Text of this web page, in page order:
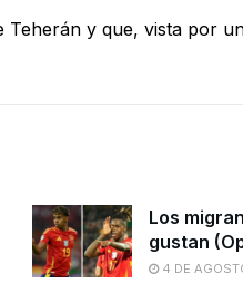
Teherán y que, vista por
Los
gustan
4 DE